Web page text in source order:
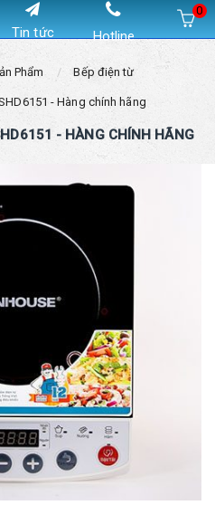
Tin tức Hotline
0
Phẩm Bếp điện từ
- Hàng chính hãng
- HÀNG CHÍNH HÃNG